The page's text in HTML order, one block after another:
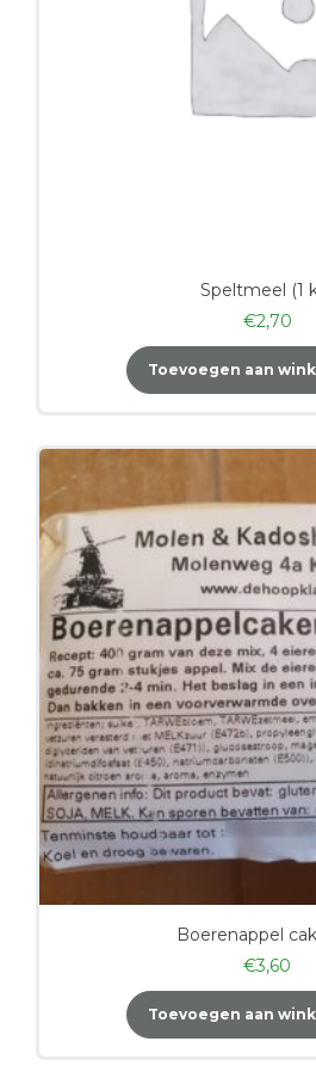
Speltmeel (1
€2,70
Toevoegen aan
Boerenappel
€3,60
Toevoegen aan